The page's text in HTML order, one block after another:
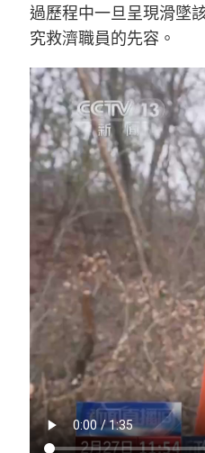
過歷程中一旦呈現滑墜
究救濟職員的先容。